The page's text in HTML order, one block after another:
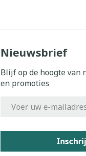
Nieuwsbrief
Blijf op de hoogte van
en promoties